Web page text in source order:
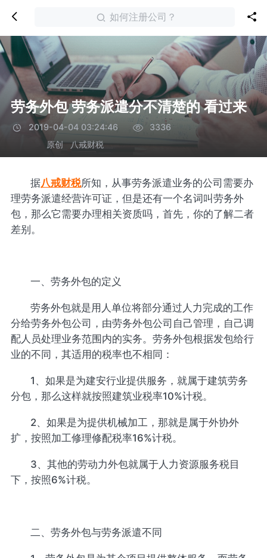
如何注册公司？
劳务外包 劳务派遣分不清楚的 看过来
2019-04-04 03:24:46
3336
原创
八戒财税
据八戒财税所知，从事劳务派遣业务的公司需要办
理劳务派遣经营许可证，但是还有一个名词叫劳务外
包，那么它需要办理相关资质吗，首先，你的了解二者
差别。
一、劳务外包的定义
劳务外包就是用人单位将部分通过人力完成的工作
分给劳务外包公司，由劳务外包公司自己管理，自己调
配人员处理业务范围内的实务。劳务外包根据发包给行
业的不同，其适用的税率也不相同：
1、如果是为建安行业提供服务，就属于建筑劳务
分包，那么这样就按照建筑业税率10%计税。
2、如果是为提供机械加工，那就是属于外协外
扩，按照加工修理修配税率16%计税。
3、其他的劳动力外包就属于人力资源服务税目
下，按照6%计税。
二、劳务外包与劳务派遣不同